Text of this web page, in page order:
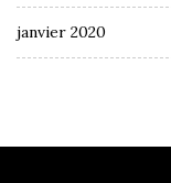
janvier 2020